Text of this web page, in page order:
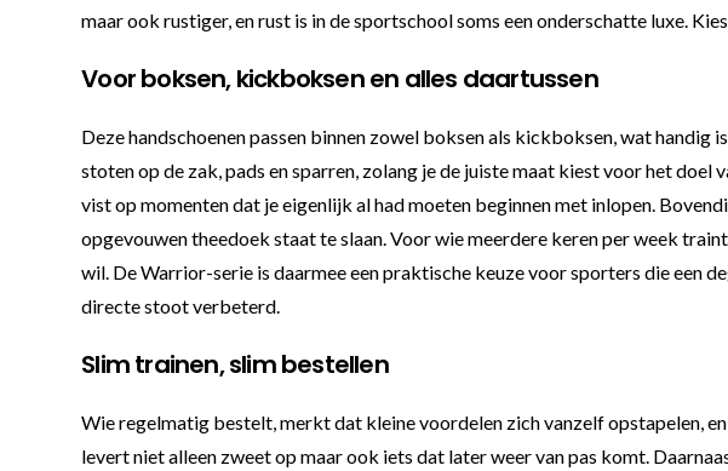
maar ook rustiger, en rust is in de sportschool soms een onderschatte luxe.
Voor boksen, kickboksen en alles daartussen
Deze handschoenen passen binnen zowel boksen als kickboksen, wat
stoten op de zak, pads en sparren, zolang je de juiste maat kiest voor het doel
vist op momenten dat je eigenlijk al had moeten beginnen met inlopen.
opgevouwen theedoek staat te slaan. Voor wie meerdere keren per week
wil. De Warrior-serie is daarmee een praktische keuze voor sporters die een
directe stoot verbeterd.
Slim trainen, slim bestellen
Wie regelmatig bestelt, merkt dat kleine voordelen zich vanzelf opstapelen,
levert niet alleen zweet op maar ook iets dat later weer van pas komt.